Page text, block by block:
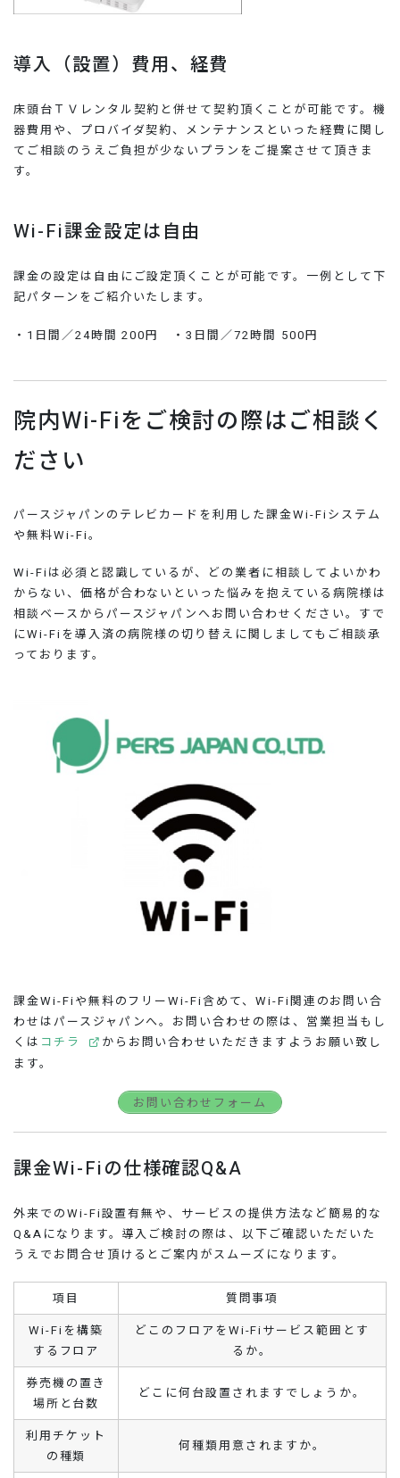
導入（設置）費用、経費
床頭台ＴＶレンタル契約と併せて契約頂くことが可能です。機
器費用や、プロバイダ契約、メンテナンスといった経費に関し
てご相談のうえご負担が少ないプランをご提案させて頂きま
す。
Wi-Fi課金設定は自由
課金の設定は自由にご設定頂くことが可能です。一例として下
記パターンをご紹介いたします。
・1日間／24時間 200円 ・3日間／72時間 500円
院内Wi-Fiをご検討の際はご相談く
ださい
パースジャパンのテレビカードを利用した課金Wi-Fiシステム
や無料Wi-Fi。
Wi-Fiは必須と認識しているが、どの業者に相談してよいかわ
からない、価格が合わないといった悩みを抱えている病院様は
相談ベースからパースジャパンへお問い合わせください。すで
にWi-Fiを導入済の病院様の切り替えに関しましてもご相談承
っております。
課金Wi-Fiや無料のフリーWi-Fi含めて、Wi-Fi関連のお問い合
わせはパースジャパンへ。お問い合わせの際は、営業担当もし
くは コチラ
からお問い合わせいただきますようお願い致し
ます。
お問い合わせフォーム
課金Wi-Fiの仕様確認Q&A
外来でのWi-Fi設置有無や、サービスの提供方法など簡易的な
Q&Aになります。導入ご検討の際は、以下ご確認いただいた
うえでお問合せ頂けるとご案内がスムーズになります。
項目
質問事項
Wi-Fiを構築
するフロア
どこのフロアをWi-Fiサービス範囲とす
るか。
券売機の置き
場所と台数
どこに何台設置されますでしょうか。
利用チケット
の種類
何種類用意されますか。